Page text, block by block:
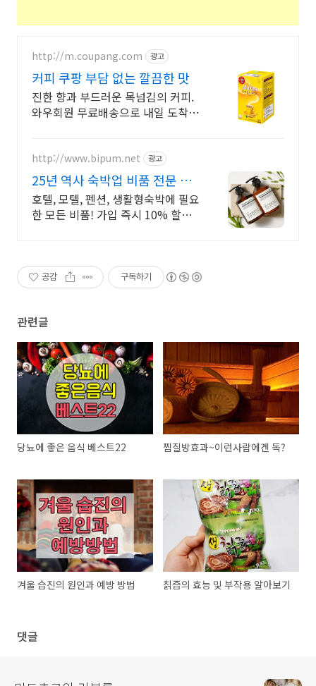
http://m.coupang.com 광고
커피 쿠팡 부담 없는 깔끔한 맛
진한 향과 부드러운 목넘김의 커피.
와우회원 무료배송으로 내일 도착!
http://www.bipum.net 광고
25년 역사 숙박업 비품 전문 쇼
핑몰
호텔, 모텔, 펜션, 생활형숙박에 필요
한 모든 비품! 가입 즉시 10% 할인
공감 구독하기
관련글
당뇨에 좋은 음식 베스트22 찜질방효과~이런사람에겐 독?
겨울 습진의 원인과 예방 방법 칡즙의 효능 및 부작용 알아보기
댓글